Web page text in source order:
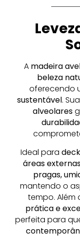
A madeira
beleza
oferecendo
sustentável.
alveolares
Ideal para
áreas
pragas,
mantendo o
tempo. Além
prática e
perfeita para